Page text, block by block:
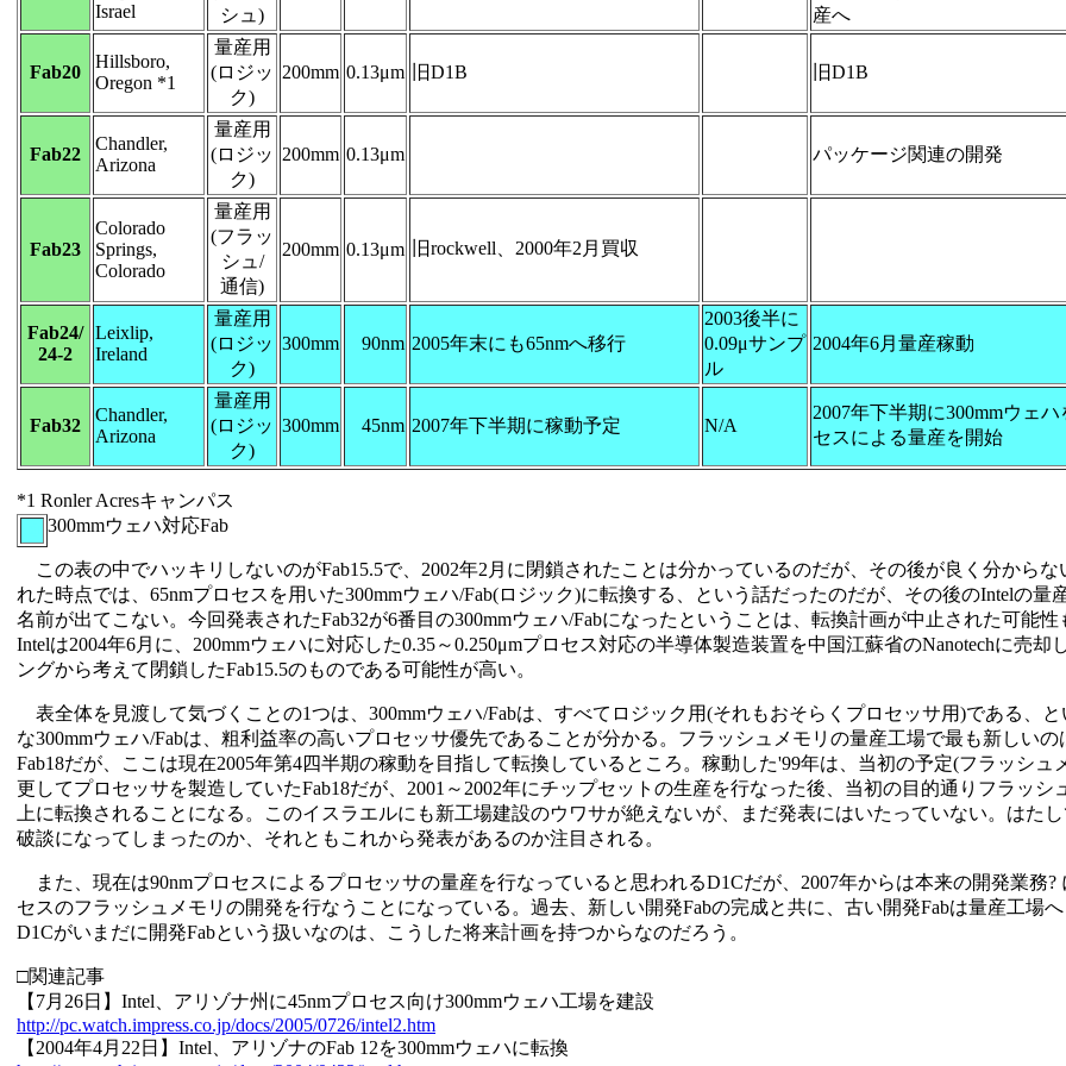
Israel
シュ)
産へ
Fab20
Hillsboro,
Oregon *1
量産用
(ロジッ
ク)
200mm 0.13μm 旧D1B 旧D1B
Fab22
Chandler,
Arizona
量産用
(ロジッ
ク)
200mm 0.13μm パッケージ関連の開発
Fab23
Colorado
Springs,
Colorado
量産用
(フラッ
シュ/
通信)
200mm 0.13μm 旧rockwell、2000年2月買収
Fab24/
24-2
Leixlip,
Ireland
量産用
(ロジッ
ク)
300mm 90nm 2005年末にも65nmへ移行
2003後半に
0.09μサンプ
ル
2004年6月量産稼動
Fab32
Chandler,
Arizona
量産用
(ロジッ
ク)
300mm 45nm 2007年下半期に稼動予定 N/A
2007年下半期に300mmウェ
セスによる量産を開始
*1 Ronler Acresキャンパス
300mmウェハ対応Fab
この表の中でハッキリしないのがFab15.5で、2002年2月に閉鎖されたことは分かっているのだが、その後が良く分からな
れた時点では、65nmプロセスを用いた300mmウェハ/Fab(ロジック)に転換する、という話だったのだが、その後のIntelの量
名前が出てこない。今回発表されたFab32が6番目の300mmウェハ/Fabになったということは、転換計画が中止された可能性
Intelは2004年6月に、200mmウェハに対応した0.35～0.250μmプロセス対応の半導体製造装置を中国江蘇省のNanotechに売却
ングから考えて閉鎖したFab15.5のものである可能性が高い。
表全体を見渡して気づくことの1つは、300mmウェハ/Fabは、すべてロジック用(それもおそらくプロセッサ用)である、
な300mmウェハ/Fabは、粗利益率の高いプロセッサ優先であることが分かる。フラッシュメモリの量産工場で最も新しい
Fab18だが、ここは現在2005年第4四半期の稼動を目指して転換しているところ。稼動した'99年は、当初の予定(フラッシュ
更してプロセッサを製造していたFab18だが、2001～2002年にチップセットの生産を行なった後、当初の目的通りフラッシ
上に転換されることになる。このイスラエルにも新工場建設のウワサが絶えないが、まだ発表にはいたっていない。はた
破談になってしまったのか、それともこれから発表があるのか注目される。
また、現在は90nmプロセスによるプロセッサの量産を行なっていると思われるD1Cだが、2007年からは本来の開発業務?
セスのフラッシュメモリの開発を行なうことになっている。過去、新しい開発Fabの完成と共に、古い開発Fabは量産工場へ
D1Cがいまだに開発Fabという扱いなのは、こうした将来計画を持つからなのだろう。
□関連記事
【7月26日】Intel、アリゾナ州に45nmプロセス向け300mmウェハ工場を建設
http://pc.watch.impress.co.jp/docs/2005/0726/intel2.htm
【2004年4月22日】Intel、アリゾナのFab 12を300mmウェハに転換